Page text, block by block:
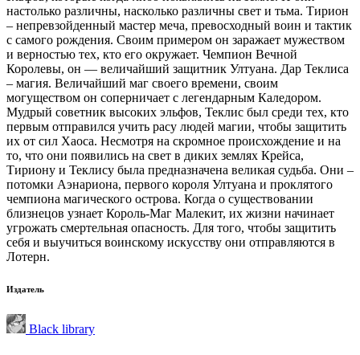
настолько различны, насколько различны свет и тьма. Тирион
– непревзойденный мастер меча, превосходный воин и тактик
с самого рождения. Своим примером он заражает мужеством
и верностью тех, кто его окружает. Чемпион Вечной
Королевы, он — величайший защитник Ултуана. Дар Теклиса
– магия. Величайший маг своего времени, своим
могуществом он соперничает с легендарным Каледором.
Мудрый советник высоких эльфов, Теклис был среди тех, кто
первым отправился учить расу людей магии, чтобы защитить
их от сил Хаоса. Несмотря на скромное происхождение и на
то, что они появились на свет в диких землях Крейса,
Тириону и Теклису была предназначена великая судьба. Они –
потомки Аэнариона, первого короля Ултуана и проклятого
чемпиона магического острова. Когда о существовании
близнецов узнает Король-Маг Малекит, их жизни начинает
угрожать смертельная опасность. Для того, чтобы защитить
себя и выучиться воинскому искусству они отправляются в
Лотерн.
Издатель
Black library